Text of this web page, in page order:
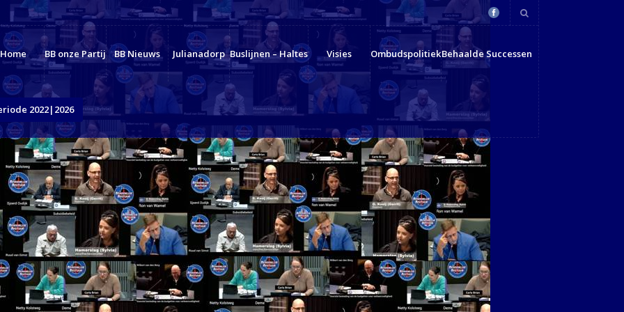
Home BB onze Partij BB Nieuws Julianadorp Buslijnen – Haltes Visies OmbudspolitiekBehaalde Successen
2022|2026